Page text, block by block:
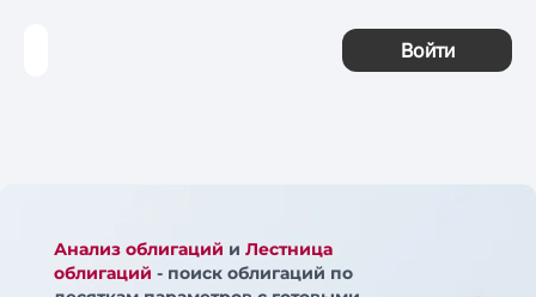
Войти
Анализ облигаций и Лестница
облигаций - поиск облигаций по